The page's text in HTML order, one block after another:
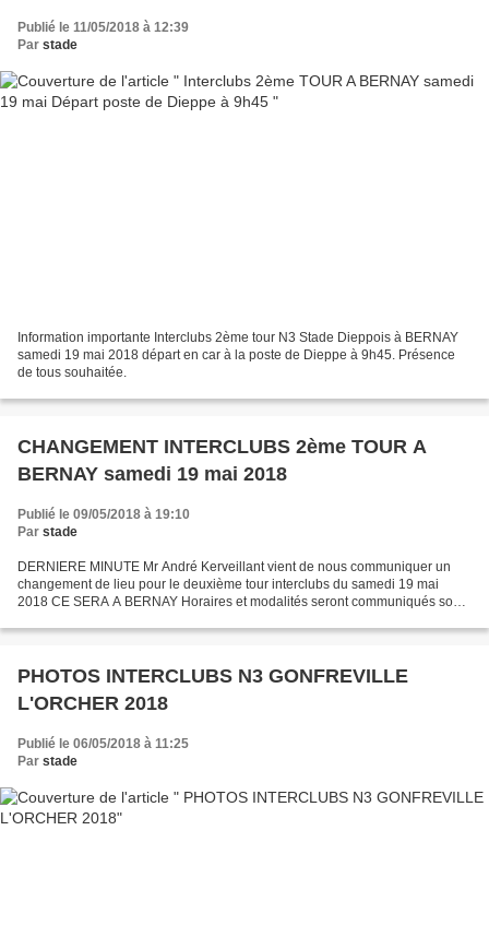
Publié le 11/05/2018 à 12:39
Par stade
Information importante Interclubs 2ème tour N3 Stade Dieppois à BERNAY
samedi 19 mai 2018 départ en car à la poste de Dieppe à 9h45. Présence
de tous souhaitée.
CHANGEMENT INTERCLUBS 2ème TOUR A
BERNAY samedi 19 mai 2018
Publié le 09/05/2018 à 19:10
Par stade
DERNIERE MINUTE Mr André Kerveillant vient de nous communiquer un
changement de lieu pour le deuxième tour interclubs du samedi 19 mai
2018 CE SERA A BERNAY Horaires et modalités seront communiqués sous
PHOTOS INTERCLUBS N3 GONFREVILLE
L'ORCHER 2018
Publié le 06/05/2018 à 11:25
Par stade